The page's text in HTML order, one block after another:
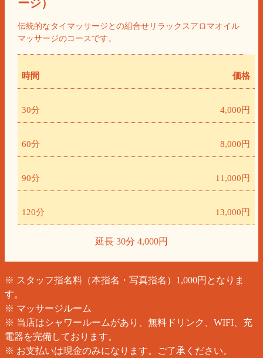
ージ）
伝統的なタイマッサージとの組合せリラックスアロマオイル
マッサージのコースです。
時間 価格
30分 4,000円
60分 8,000円
90分 11,000円
120分 13,000円
延長 30分 4,000円
※ スタッフ指名料（本指名・写真指名）1,000円となりま
す。
※ マッサージルーム
※ 当店はシャワールームがあり、無料ドリンク、WIFI、充
電器を完備しております。
※ お支払いは現金のみになります。ご了承ください。